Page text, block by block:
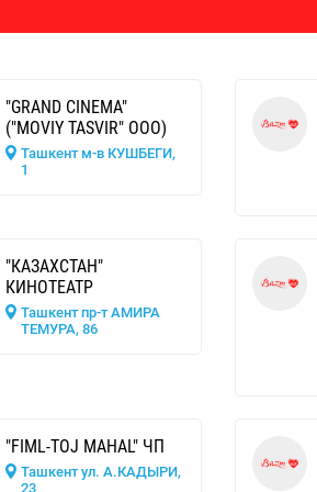
"GRAND CINEMA"
("MOVIY TASVIR" ООО)
Ташкент м-в КУШБЕГИ,
1
"КАЗАХСТАН"
КИНОТЕАТР
Ташкент пр-т АМИРА
ТЕМУРА, 86
"FIML-TOJ MAHAL" ЧП
Ташкент ул. А.КАДЫРИ,
23